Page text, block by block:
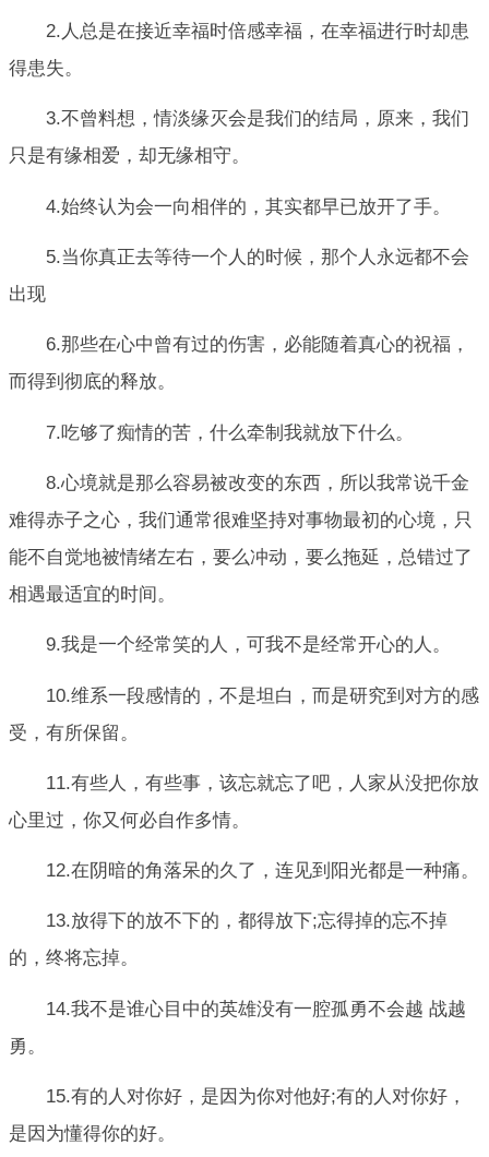
2.人总是在接近幸福时倍感幸福，在幸福进行时却患
得患失。
3.不曾料想，情淡缘灭会是我们的结局，原来，我们
只是有缘相爱，却无缘相守。
4.始终认为会一向相伴的，其实都早已放开了手。
5.当你真正去等待一个人的时候，那个人永远都不会
出现
6.那些在心中曾有过的伤害，必能随着真心的祝福，
而得到彻底的释放。
7.吃够了痴情的苦，什么牵制我就放下什么。
8.心境就是那么容易被改变的东西，所以我常说千金
难得赤子之心，我们通常很难坚持对事物最初的心境，只
能不自觉地被情绪左右，要么冲动，要么拖延，总错过了
相遇最适宜的时间。
9.我是一个经常笑的人，可我不是经常开心的人。
10.维系一段感情的，不是坦白，而是研究到对方的感
受，有所保留。
11.有些人，有些事，该忘就忘了吧，人家从没把你放
心里过，你又何必自作多情。
12.在阴暗的角落呆的久了，连见到阳光都是一种痛。
13.放得下的放不下的，都得放下;忘得掉的忘不掉
的，终将忘掉。
14.我不是谁心目中的英雄没有一腔孤勇不会越 战越
勇。
15.有的人对你好，是因为你对他好;有的人对你好，
是因为懂得你的好。